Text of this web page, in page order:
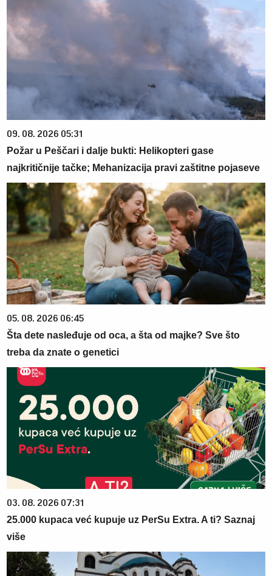
09. 08. 2026 05:31
Požar u Peščari i dalje bukti: Helikopteri gase
najkritičnije tačke; Mehanizacija pravi zaštitne pojaseve
05. 08. 2026 06:45
Šta dete nasleđuje od oca, a šta od majke? Sve što
treba da znate o genetici
03. 08. 2026 07:31
25.000 kupaca već kupuje uz PerSu Extra. A ti? Saznaj
više